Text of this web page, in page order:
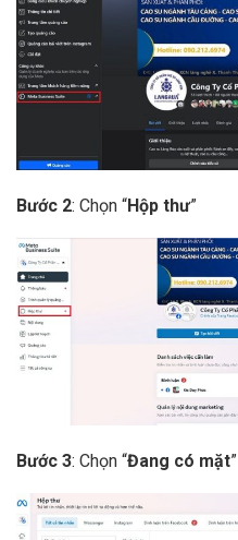
Bước 2: Chọn “Hộp thư”
Bước 3: Chọn “Đang có mặt”